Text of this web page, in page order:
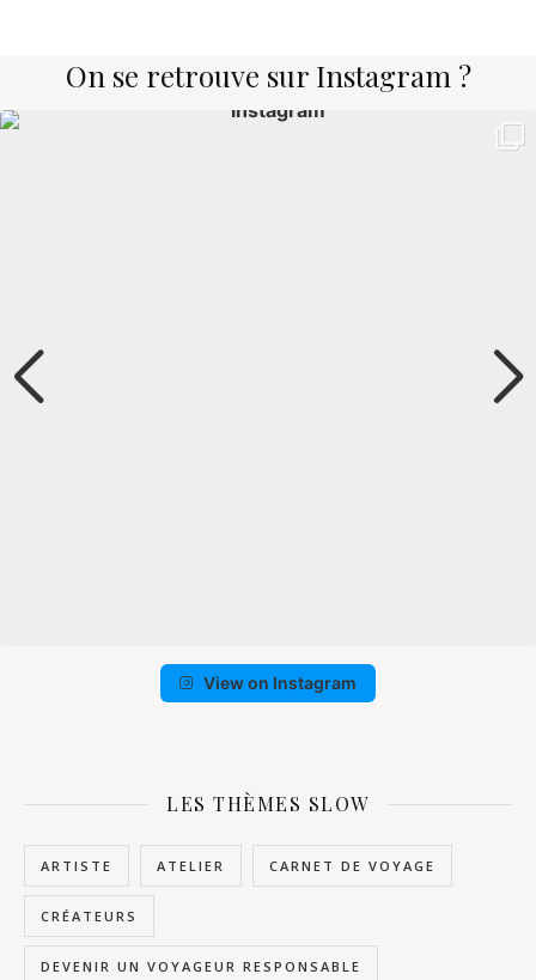
On se retrouve sur Instagram ?
View on Instagram
LES THÈMES SLOW
ARTISTE ATELIER CARNET DE VOYAGE
CRÉATEURS
DEVENIR UN VOYAGEUR RESPONSABLE